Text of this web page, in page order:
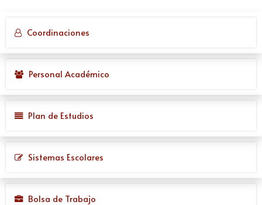
Coordinaciones
Personal Académico
Plan de Estudios
Sistemas Escolares
Bolsa de Trabajo